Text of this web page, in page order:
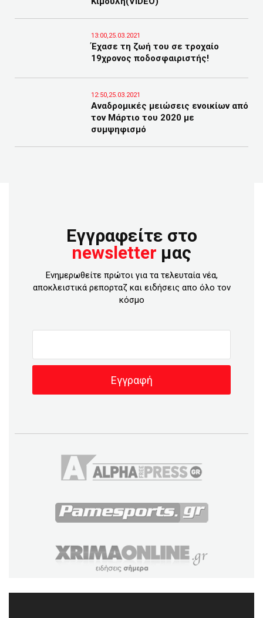
13:00,25.03.2021
Έχασε τη ζωή του σε τροχαίο
19χρονος ποδοσφαιριστής!
12:50,25.03.2021
Aναδρομικές μειώσεις ενοικίων από
τον Μάρτιο του 2020 με
συμψηφισμό
Εγγραφείτε στο
newsletter μας
Ενημερωθείτε πρώτοι για τα τελευταία νέα,
αποκλειστικά ρεπορταζ και ειδήσεις απο όλο τον
κόσμο